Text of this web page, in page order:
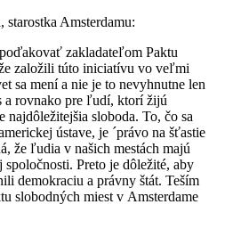
Amsterdamu:
zakladateľom Paktu
založili túto iniciatívu vo veľmi
sa mení a nie je to nevyhnutne len
a rovnako pre ľudí, ktorí žijú
najdôležitejšia sloboda. To, čo sa
ústave, je ´právo na šťastie
že ľudia v našich mestách majú
Preto je dôležité, aby
demokraciu a právny štát. Teším
slobodných miest v Amsterdame